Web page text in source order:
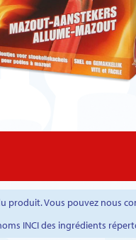
produit. Vous pouvez nous
INCI des ingrédients